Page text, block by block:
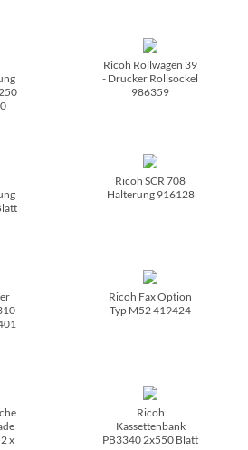
Ricoh Rollwagen 39
- Drucker Rollsockel
986359
Ricoh SCR 708
Halterung 916128
Ricoh Fax Option
Typ M52 419424
x
Ricoh
Kassettenbank
PB3340 2x550 Blatt